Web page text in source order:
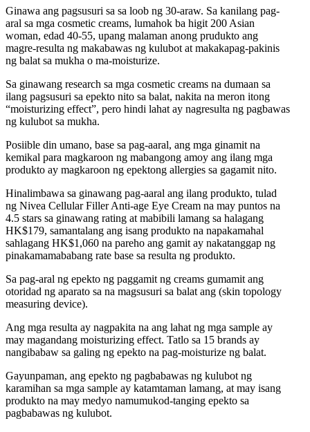
Ginawa ang pagsusuri sa sa loob ng 30-araw. Sa kanilang pag-
aral sa mga cosmetic creams, lumahok ba higit 200 Asian
woman, edad 40-55, upang malaman anong prudukto ang
magre-resulta ng makabawas ng kulubot at makakapag-pakinis
ng balat sa mukha o ma-moisturize.
Sa ginawang research sa mga cosmetic creams na dumaan sa
ilang pagsusuri sa epekto nito sa balat, nakita na meron itong
“moisturizing effect”, pero hindi lahat ay nagresulta ng pagbawas
ng kulubot sa mukha.
Posiible din umano, base sa pag-aaral, ang mga ginamit na
kemikal para magkaroon ng mabangong amoy ang ilang mga
produkto ay magkaroon ng epektong allergies sa gagamit nito.
Hinalimbawa sa ginawang pag-aaral ang ilang produkto, tulad
ng Nivea Cellular Filler Anti-age Eye Cream na may puntos na
4.5 stars sa ginawang rating at mabibili lamang sa halagang
HK$179, samantalang ang isang produkto na napakamahal
sahlagang HK$1,060 na pareho ang gamit ay nakatanggap ng
pinakamamababang rate base sa resulta ng produkto.
Sa pag-aral ng epekto ng paggamit ng creams gumamit ang
otoridad ng aparato sa na magsusuri sa balat ang (skin topology
measuring device).
Ang mga resulta ay nagpakita na ang lahat ng mga sample ay
may magandang moisturizing effect. Tatlo sa 15 brands ay
nangibabaw sa galing ng epekto na pag-moisturize ng balat.
Gayunpaman, ang epekto ng pagbabawas ng kulubot ng
karamihan sa mga sample ay katamtaman lamang, at may isang
produkto na may medyo namumukod-tanging epekto sa
pagbabawas ng kulubot.